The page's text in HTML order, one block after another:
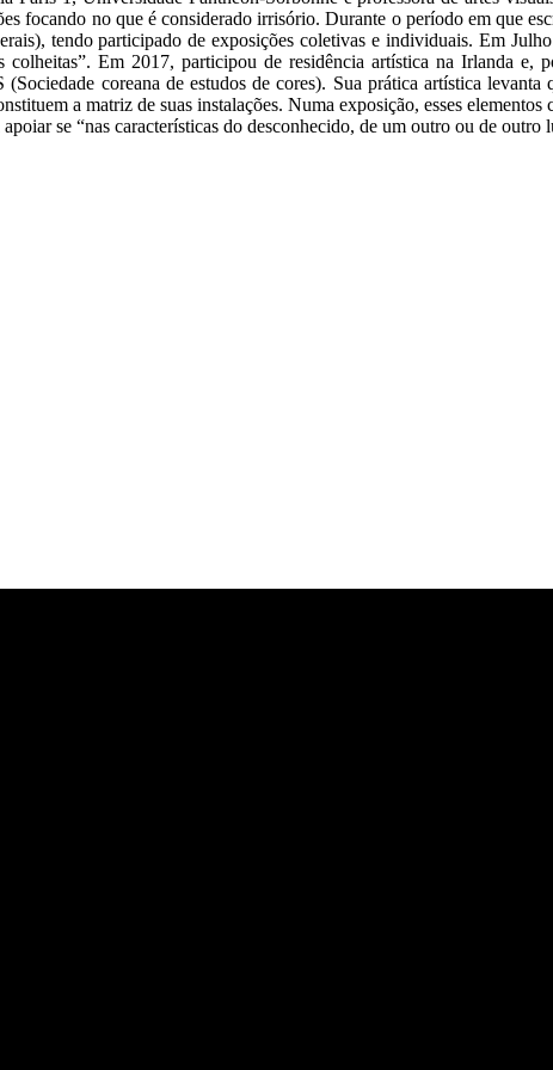
focando no que é considerado irrisório. Durante o período em que
tendo participado de exposições coletivas e individuais. Em
Em 2017, participou de residência artística na Irlanda e,
coreana de estudos de cores). Sua prática artística levanta
a matriz de suas instalações. Numa exposição, esses
se “nas características do desconhecido, de um outro ou de